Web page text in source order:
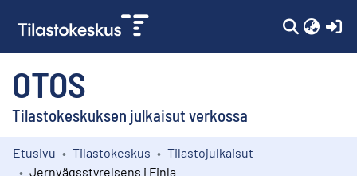
OTOS
Tilastokeskuksen julkaisut verkossa
Kokoelmat
Etusivu Tilastokeskus
Tilastojulkaisut